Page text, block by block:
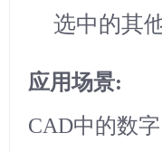
选中的其
应用场景:
CAD中的数